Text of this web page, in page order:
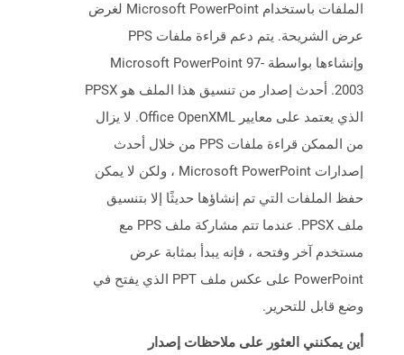
الملفات باستخدام Microsoft PowerPoint لغرض
عرض الشريحة. يتم دعم قراءة ملفات PPS
وإنشاءها بواسطة Microsoft PowerPoint 97-
2003. أحدث إصدار من تنسيق هذا الملف هو PPSX
الذي يعتمد على معايير Office OpenXML. لا يزال
من الممكن قراءة ملفات PPS من خلال أحدث
إصدارات Microsoft PowerPoint ، ولكن لا يمكن
حفظ الملفات التي تم إنشاؤها حديثًا إلا بتنسيق
ملف PPSX. عندما تتم مشاركة ملف PPS مع
مستخدم آخر وفتحه ، فإنه يبدأ بمثابة عرض
PowerPoint على عكس ملف PPT الذي يفتح في
وضع قابل للتحرير.
أين يمكنني العثور على ملاحظات إصدار